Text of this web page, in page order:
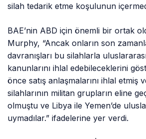
silah tedarik etme koşulunun
BAE’nin ABD için önemli bir ortak
Murphy, “Ancak onların son
davranışları bu silahlarla
kanunlarını ihlal edebileceklerini
önce satış anlaşmalarını ihlal etmiş
silahlarının militan grupların eline
olmuştu ve Libya ile Yemen’de
uymadılar.” ifadelerine yer verdi.